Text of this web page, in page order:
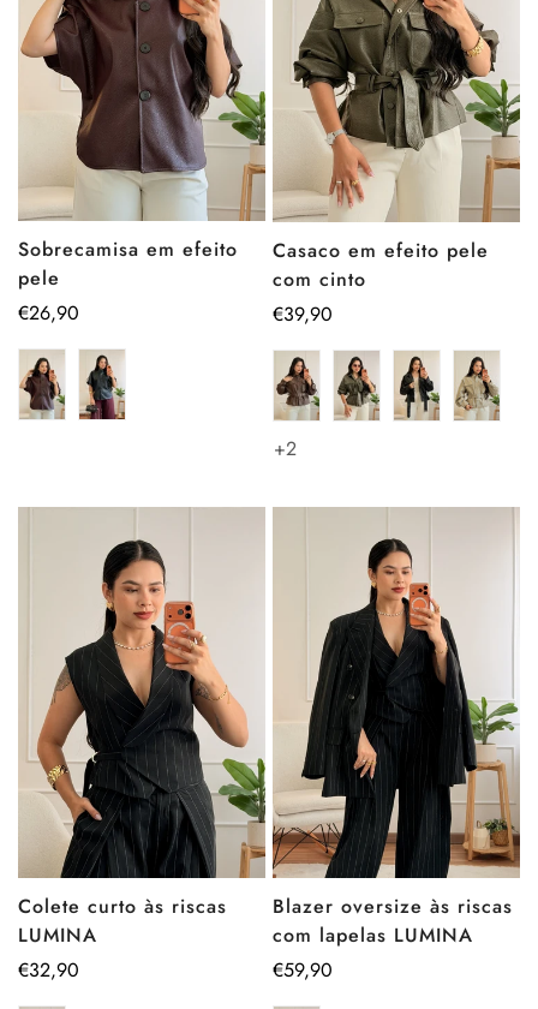
Sobrecamisa em efeito
pele
Preço
€26,90
Casaco em efeito pele
com cinto
Preço
€39,90
+2
Colete curto às riscas
LUMINA
Preço
€32,90
Blazer oversize às riscas
com lapelas LUMINA
Preço
€59,90